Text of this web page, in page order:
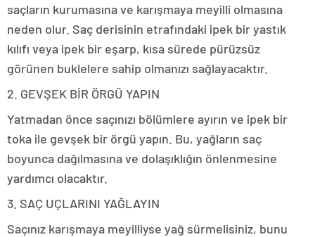
saçların kurumasına ve karışmaya meyilli olmasına
neden olur. Saç derisinin etrafındaki ipek bir yastık
kılıfı veya ipek bir eşarp, kısa sürede pürüzsüz
görünen buklelere sahip olmanızı sağlayacaktır.
2. GEVŞEK BİR ÖRGÜ YAPIN
Yatmadan önce saçınızı bölümlere ayırın ve ipek bir
toka ile gevşek bir örgü yapın. Bu, yağların saç
boyunca dağılmasına ve dolaşıklığın önlenmesine
yardımcı olacaktır.
3. SAÇ UÇLARINI YAĞLAYIN
Saçınız karışmaya meyilliyse yağ sürmelisiniz, bunu